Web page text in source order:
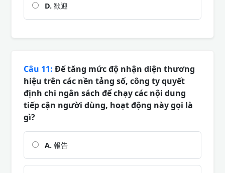
D. 歓迎
Câu 11: Để tăng mức độ nhận diện thương
hiệu trên các nền tảng số, công ty quyết
định chi ngân sách để chạy các nội dung
tiếp cận người dùng, hoạt động này gọi là
gì?
A. 報告